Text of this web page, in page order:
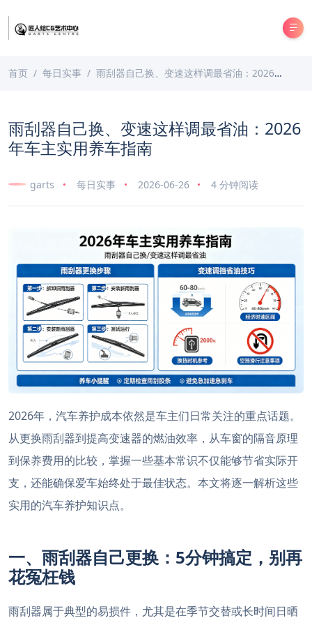
首页 每日实事 雨刮器自己换、变速这样调最省油：2026年车主实用养车指南
雨刮器自己换、变速这样调最省油：2026
年车主实用养车指南
garts 每日实事 2026-06-26 4 分钟阅读
2026年，汽车养护成本依然是车主们日常关注的重点话题。
从更换雨刮器到提高变速器的燃油效率，从车窗的隔音原理
到保养费用的比较，掌握一些基本常识不仅能够节省实际开
支，还能确保爱车始终处于最佳状态。本文将逐一解析这些
实用的汽车养护知识点。
一、雨刮器自己更换：5分钟搞定，别再
花冤枉钱
雨刮器属于典型的易损件，尤其是在季节交替或长时间日晒